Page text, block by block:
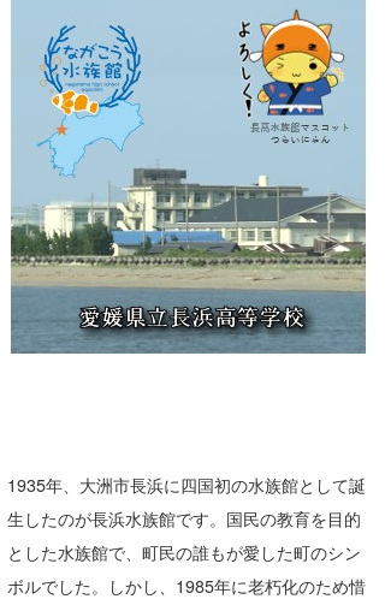
1935年、大洲市長浜に四国初の水族館として誕
生したのが長浜水族館です。国民の教育を目的
とした水族館で、町民の誰もが愛した町のシン
ボルでした。しかし、1985年に老朽化のため惜